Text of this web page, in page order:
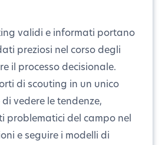
validi e informati portano
preziosi nel corso degli
il processo decisionale.
di scouting in un unico
vedere le tendenze,
problematici del campo nel
e seguire i modelli di